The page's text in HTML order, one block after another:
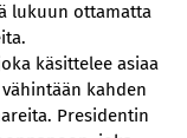
lukuun ottamatta
käsittelee asiaa
kahden
Presidentin